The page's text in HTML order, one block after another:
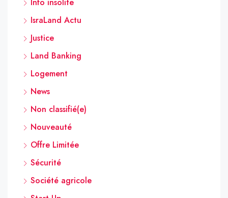
IsraLand Actu
Justice
Land Banking
Logement
News
Non classifié(e)
Nouveauté
Offre Limitée
Sécurité
Société agricole